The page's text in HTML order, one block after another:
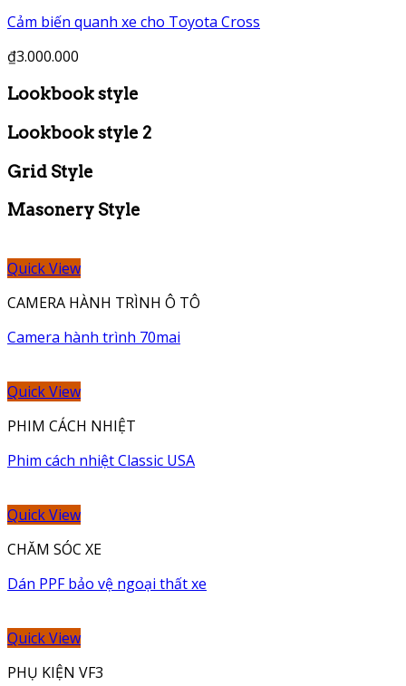
Cảm biến quanh xe cho Toyota Cross
₫3.000.000
Lookbook style
Lookbook style 2
Grid Style
Masonery Style
Quick View
CAMERA HÀNH TRÌNH Ô TÔ
Camera hành trình 70mai
Quick View
PHIM CÁCH NHIỆT
Phim cách nhiệt Classic USA
Quick View
CHĂM SÓC XE
Dán PPF bảo vệ ngoại thất xe
Quick View
PHỤ KIỆN VF3